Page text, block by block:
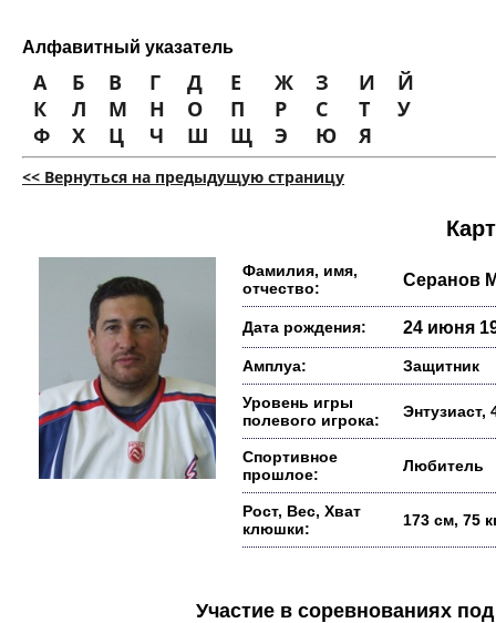
Алфавитный указатель
А Б В Г Д Е Ж З И
Й
К
Л М Н О П Р С Т
У
Ф
Х Ц Ч Ш Щ Э Ю Я
<< Вернуться на предыдущую страницу
Фамилия, имя,
отчество:
Серанов
Дата рождения: 24 июня
Амплуа: Защитник
Уровень игры
полевого игрока:
Энтузиаст,
Спортивное
прошлое:
Любитель
Рост, Вес, Хват
клюшки:
173 см, 75
Участие в соревнованиях